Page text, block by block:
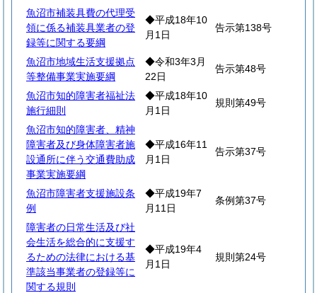
魚沼市補装具費の代理受
領に係る補装具業者の登
録等に関する要綱
◆平成18年10
月1日
告示第138号
魚沼市地域生活支援拠点
等整備事業実施要綱
◆令和3年3月
22日
告示第48号
魚沼市知的障害者福祉法
施行細則
◆平成18年10
月1日
規則第49号
魚沼市知的障害者、精神
障害者及び身体障害者施
設通所に伴う交通費助成
事業実施要綱
◆平成16年11
月1日
告示第37号
魚沼市障害者支援施設条
例
◆平成19年7
月11日
条例第37号
障害者の日常生活及び社
会生活を総合的に支援す
るための法律における基
準該当事業者の登録等に
関する規則
◆平成19年4
月1日
規則第24号